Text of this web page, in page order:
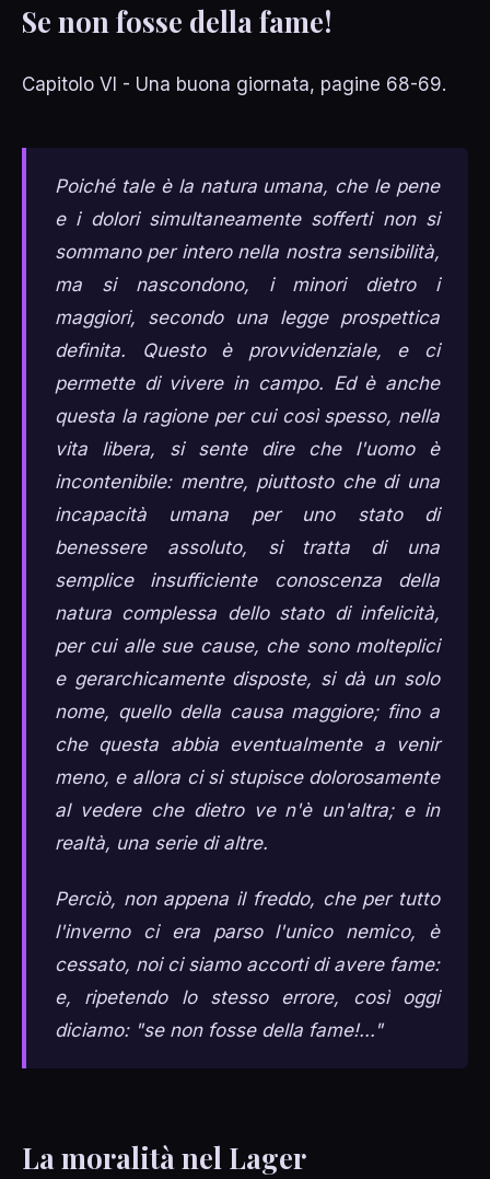
Se non fosse della fame!
Capitolo VI - Una buona giornata, pagine 68-69.
Poiché tale è la natura umana, che le pene
e i dolori simultaneamente sofferti non si
sommano per intero nella nostra sensibilità,
ma si nascondono, i minori dietro i
maggiori, secondo una legge prospettica
definita. Questo è provvidenziale, e ci
permette di vivere in campo. Ed è anche
questa la ragione per cui così spesso, nella
vita libera, si sente dire che l'uomo è
incontenibile: mentre, piuttosto che di una
incapacità umana per uno stato di
benessere assoluto, si tratta di una
semplice insufficiente conoscenza della
natura complessa dello stato di infelicità,
per cui alle sue cause, che sono molteplici
e gerarchicamente disposte, si dà un solo
nome, quello della causa maggiore; fino a
che questa abbia eventualmente a venir
meno, e allora ci si stupisce dolorosamente
al vedere che dietro ve n'è un'altra; e in
realtà, una serie di altre.
Perciò, non appena il freddo, che per tutto
l'inverno ci era parso l'unico nemico, è
cessato, noi ci siamo accorti di avere fame:
e, ripetendo lo stesso errore, così oggi
diciamo: "se non fosse della fame!..."
La moralità nel Lager